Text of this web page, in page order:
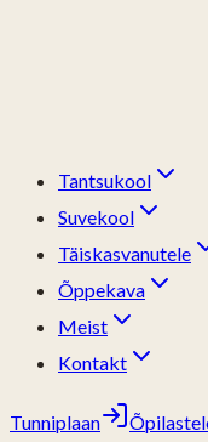
Tantsukool
Suvekool
Täiskasvanutele
Õppekava
Meist
Kontakt
Tunniplaan